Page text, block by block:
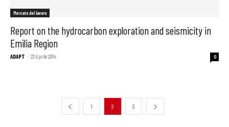
Mercato del lavoro
Report on the hydrocarbon exploration and seismicity in
Emilia Region
ADAPT - 22 Aprile 2014 0
1 2 3